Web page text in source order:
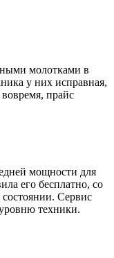
молотками в
у них исправная,
вовремя, прайс
мощности для
его бесплатно, со
Сервис
техники.